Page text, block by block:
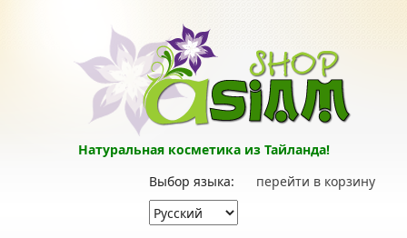
Натуральная косметика из Тайланда!
перейти в корзину
Выбор языка: